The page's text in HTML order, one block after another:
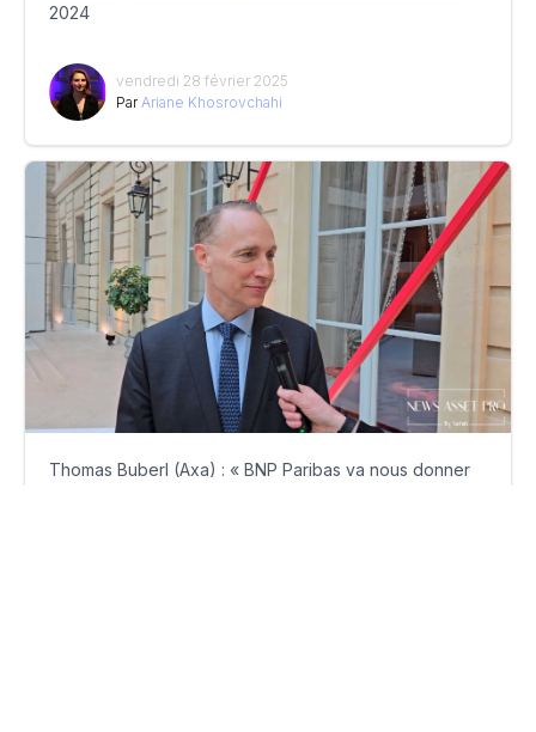
2024
vendredi 28 février 2025
Par Ariane Khosrovchahi
Thomas Buberl (Axa) : « BNP Paribas va nous donner